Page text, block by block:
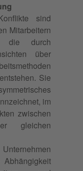
sind
Mitarbeitern
die durch
über
entstehen. Sie
im
zwischen
gleichen